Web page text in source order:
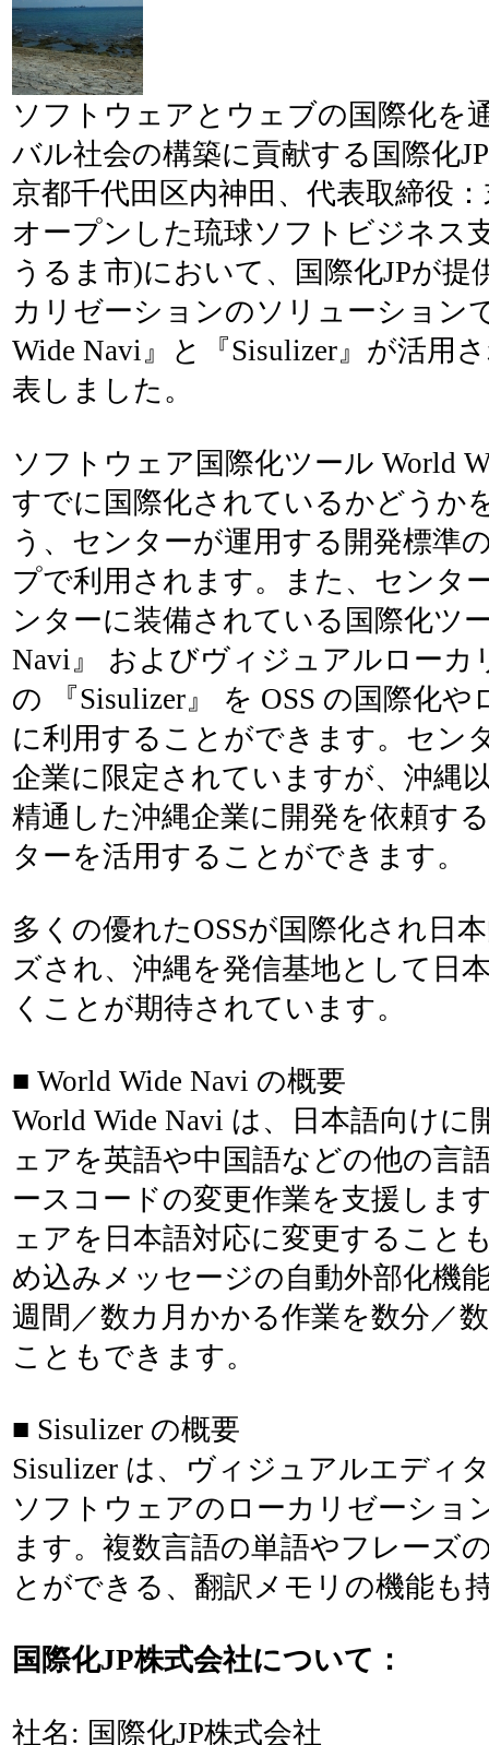
ソフトウェアとウェブの国際化を
バル社会の構築に貢献する国際化
京都千代田区内神田、代表取締役
オープンした琉球ソフトビジネス
うるま市)において、国際化JPが提
カリゼーションのソリューション
Wide Navi』と『Sisulizer』が活用
表しました。
ソフトウェア国際化ツール World
すでに国際化されているかどうか
う、センターが運用する開発標準
プで利用されます。また、センタ
ンターに装備されている国際化ツ
Navi』 およびヴィジュアルローカ
の 『Sisulizer』 を OSS の国際化
に利用することができます。セン
企業に限定されていますが、沖縄
精通した沖縄企業に開発を依頼す
ターを活用することができます。
多くの優れたOSSが国際化され日
ズされ、沖縄を発信基地として日
くことが期待されています。
■ World Wide Navi の概要
World Wide Navi は、日本語向け
ェアを英語や中国語などの他の言
ースコードの変更作業を支援しま
ェアを日本語対応に変更すること
め込みメッセージの自動外部化機
週間／数カ月かかる作業を数分／
こともできます。
■ Sisulizer の概要
Sisulizer は、ヴィジュアルエディ
ソフトウェアのローカリゼーショ
ます。複数言語の単語やフレーズ
とができる、翻訳メモリの機能も
国際化JP株式会社について：
社名: 国際化JP株式会社